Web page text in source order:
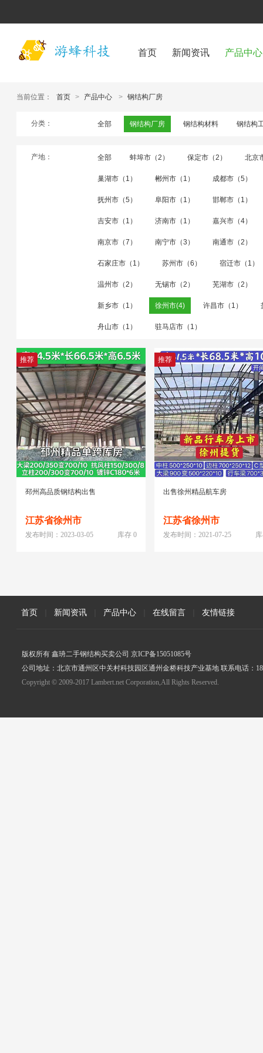
首页 新闻资讯 产品中心
当前位置： 首页 > 产品中心 > 钢结构厂房
分类： 全部 钢结构厂房 钢结构材料 钢结构
产地： 全部 蚌埠市（2） 保定市（2） 北京
巢湖市（1） 郴州市（1） 成都市（5）
抚州市（5） 阜阳市（1） 邯郸市（1）
吉安市（1） 济南市（1） 嘉兴市（4）
南京市（7） 南宁市（3） 南通市（2）
石家庄市（1） 苏州市（6） 宿迁市（1）
温州市（2） 无锡市（2） 芜湖市（2）
新乡市（1） 徐州市(4) 许昌市（1）
舟山市（1） 驻马店市（1）
推荐
邳州高品质钢结构出售
江苏省徐州市
库存 0
发布时间：2023-03-05
推荐
出售徐州精品航车房
江苏省徐州市
发布时间：2021-07-25
首页 新闻资讯 产品中心 在线留言 友情链接
版权所有 鑫珘二手钢结构买卖公司 京ICP备15051085号
公司地址：北京市通州区中关村科技园区通州金桥科技产业基地 联系电话：
Copyright © 2009-2017 Lambert.net Corporation,All Rights Reserved.